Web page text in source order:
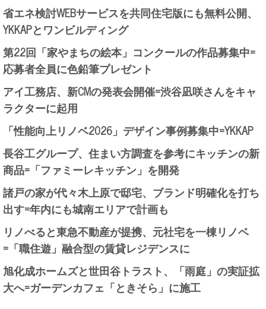
省エネ検討WEBサービスを共同住宅版にも無料公開、
YKKAPとワンビルディング
第22回「家やまちの絵本」コンクールの作品募集中=
応募者全員に色鉛筆プレゼント
アイ工務店、新CMの発表会開催=渋谷凪咲さんをキャ
ラクターに起用
「性能向上リノベ2026」デザイン事例募集中=YKKAP
長谷工グループ、住まい方調査を参考にキッチンの新
商品=「ファミーレキッチン」を開発
諸戸の家が代々木上原で邸宅、ブランド明確化を打ち
出す=年内にも城南エリアで計画も
リノべると東急不動産が提携、元社宅を一棟リノベ
=「職住遊」融合型の賃貸レジデンスに
旭化成ホームズと世田谷トラスト、「雨庭」の実証拡
大へ=ガーデンカフェ「ときそら」に施工